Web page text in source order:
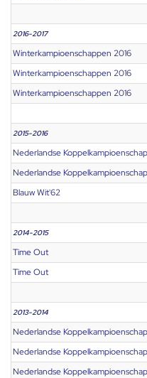
2016-2017
Winterkampioenschappen 2016
Winterkampioenschappen 2016
Winterkampioenschappen 2016
2015-2016
Nederlandse
Nederlandse
Blauw Wit'62
2014-2015
Time Out
Time Out
2013-2014
Nederlandse
Nederlandse
Nederlandse